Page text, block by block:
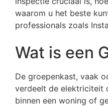
waarom u het beste
professionals zoals
Wat is een
De groepenkast, vaak
verdeelt de elektriciteit
binnen een woning of